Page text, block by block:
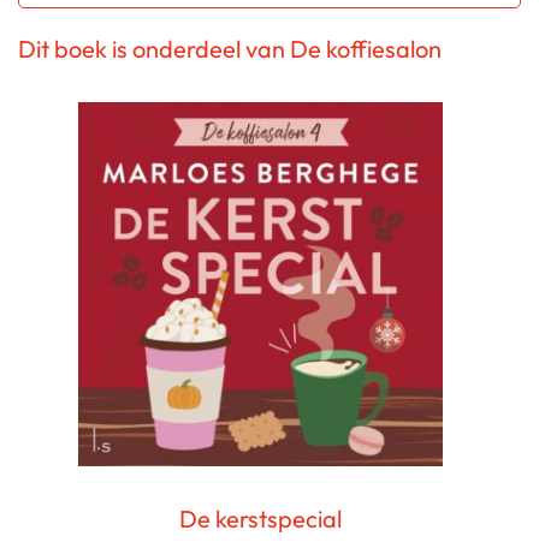
Dit boek is onderdeel van De koffiesalon
De kerstspecial